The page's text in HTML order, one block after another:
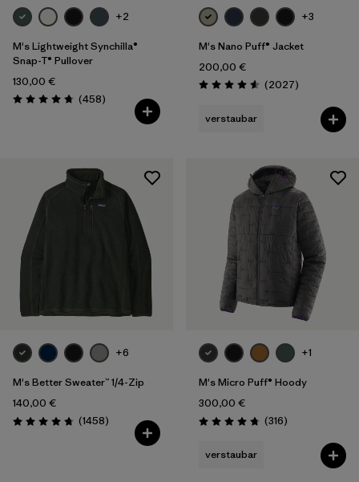
+2
M's Lightweight Synchilla®
Snap-T® Pullover
130,00 €
Bewertung: 4.7 / 5
(458Rezensionen
)
+3
M's Nano Puff® Jacket
200,00 €
Bewertung: 4.6 / 5
(2027Rezensionen
)
verstaubar
+6
M's Better Sweater™ 1/4-Zip
140,00 €
Bewertung: 4.8 / 5
(1458Rezensionen
)
+1
M's Micro Puff® Hoody
300,00 €
Bewertung: 4.7 / 5
(316Rezensionen
)
verstaubar